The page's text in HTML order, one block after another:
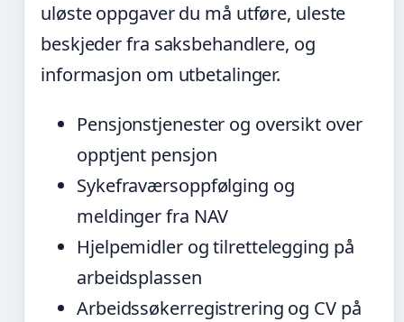
uløste oppgaver du må utføre, uleste
beskjeder fra saksbehandlere, og
informasjon om utbetalinger.
Pensjonstjenester og oversikt over
opptjent pensjon
Sykefraværsoppfølging og
meldinger fra NAV
Hjelpemidler og tilrettelegging på
arbeidsplassen
Arbeidssøkerregistrering og CV på